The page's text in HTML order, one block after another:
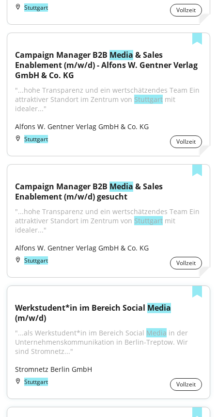
Stuttgart Vollzeit
Campaign Manager B2B Media & Sales
Enablement (m/w/d) - Alfons W. Gentner Verlag
GmbH & Co. KG
"...hohe Transparenz und ein wertschätzendes Team Ein
attraktiver Standort im Zentrum von Stuttgart mit
idealer..."
Alfons W. Gentner Verlag GmbH & Co. KG
Stuttgart Vollzeit
Campaign Manager B2B Media & Sales
Enablement (m/w/d) gesucht
"...hohe Transparenz und ein wertschätzendes Team Ein
attraktiver Standort im Zentrum von Stuttgart mit
idealer..."
Alfons W. Gentner Verlag GmbH & Co. KG
Stuttgart Vollzeit
Werkstudent*in im Bereich Social Media
(m/w/d)
"...als Werkstudent*in im Bereich Social Media in der
Unternehmenskommunikation in Berlin-Treptow. Wir
sind Stromnetz..."
Stromnetz Berlin GmbH
Stuttgart Vollzeit